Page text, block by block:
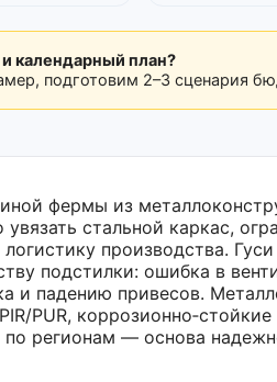
календарный план?
подготовим 2–3 сценария
фермы из
увязать стальной каркас,
производства.
подстилки: ошибка в
и падению привесов.
PUR,
по регионам — основа